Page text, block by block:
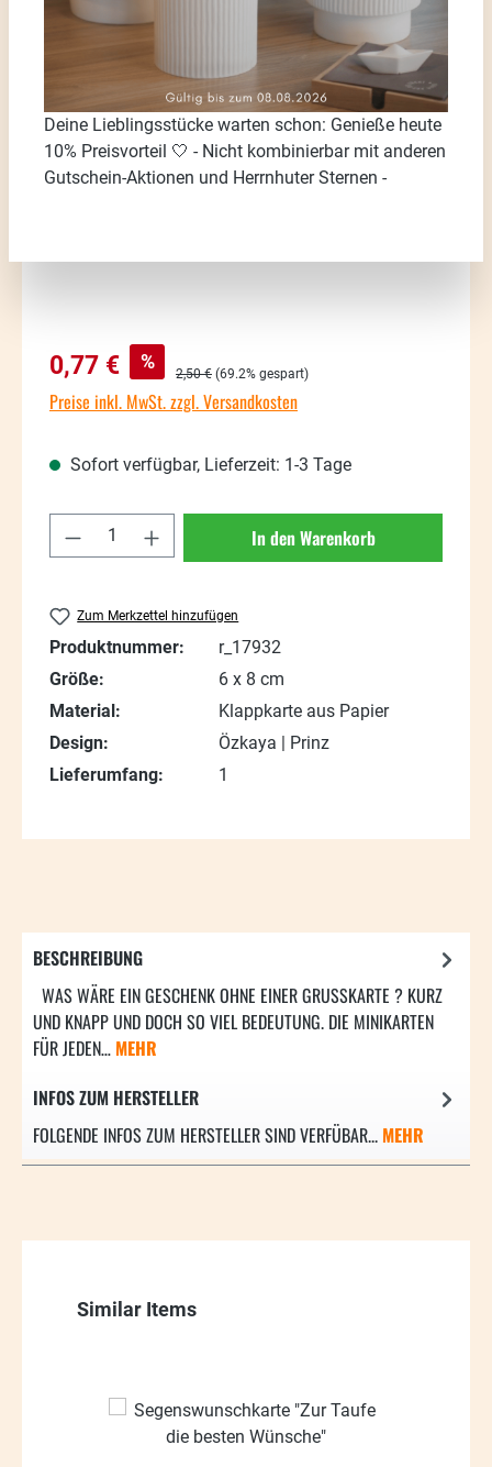
Bildergalerie überspringen
Verkaufspreis:
0,77 € % Regulärer Preis:
2,50 € (69.2% gespart)
Preise inkl. MwSt. zzgl. Versandkosten
Sofort verfügbar, Lieferzeit: 1-3 Tage
Produkt Anzahl: Gib den gewünschten
In den Warenkorb
Zum Merkzettel hinzufügen
Produktnummer:
r_17932
Größe:
6 x 8 cm
Material:
Klappkarte aus Papier
Design:
Özkaya | Prinz
Lieferumfang:
1
BESCHREIBUNG
WAS WÄRE EIN GESCHENK OHNE EINER GRUSSKARTE ? KURZ U
ND KNAPP UND DOCH SO VIEL BEDEUTUNG. DIE MINIKARTEN F
ÜR JEDEN… MEHR
INFOS ZUM HERSTELLER
FOLGENDE INFOS ZUM HERSTELLER SIND VERFÜBAR... MEHR
Produktgalerie überspringen
Similar Items
Deine Lieblingsstücke warten schon: Genieße heute
10% Preisvorteil 🤍 - Nicht kombinierbar mit anderen
Gutschein-Aktionen und Herrnhuter Sternen -